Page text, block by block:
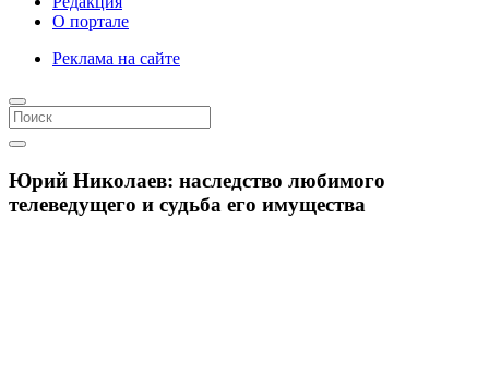
О портале
Реклама на сайте
Юрий Николаев: наследство любимого
телеведущего и судьба его имущества